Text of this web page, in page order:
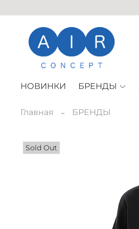
НОВИНКИ БРЕНДЫ
Главная БРЕНДЫ
Sold Out